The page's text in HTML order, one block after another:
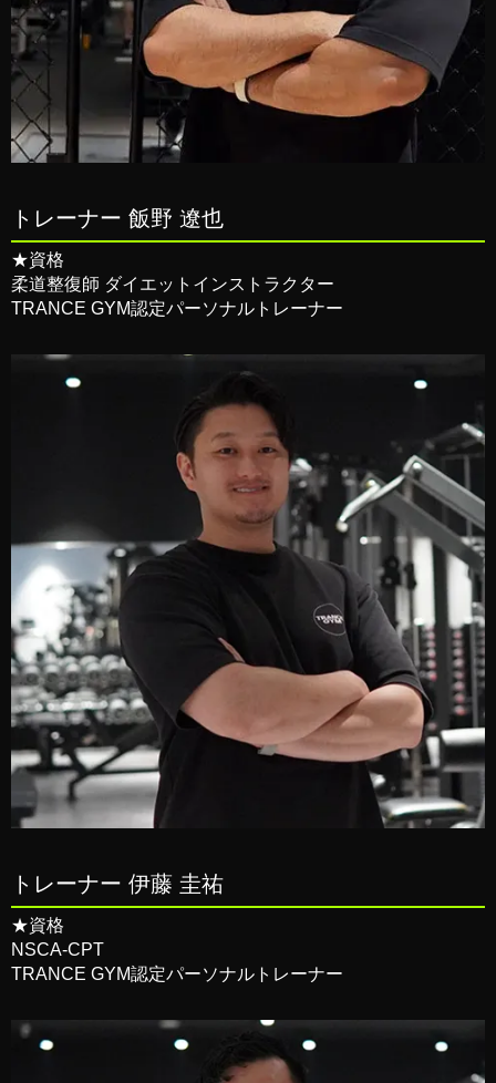
トレーナー 飯野 遼也
★資格
柔道整復師 ダイエットインストラクター
TRANCE GYM認定パーソナルトレーナー
トレーナー 伊藤 圭祐
★資格
NSCA-CPT
TRANCE GYM認定パーソナルトレーナー